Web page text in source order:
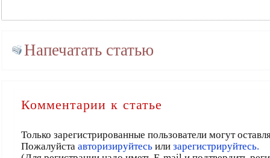
Напечатать статью
Комментарии к статье
Только зарегистрированные пользователи могут
Пожалуйста авторизируйтесьили зарегистрируйтесь.